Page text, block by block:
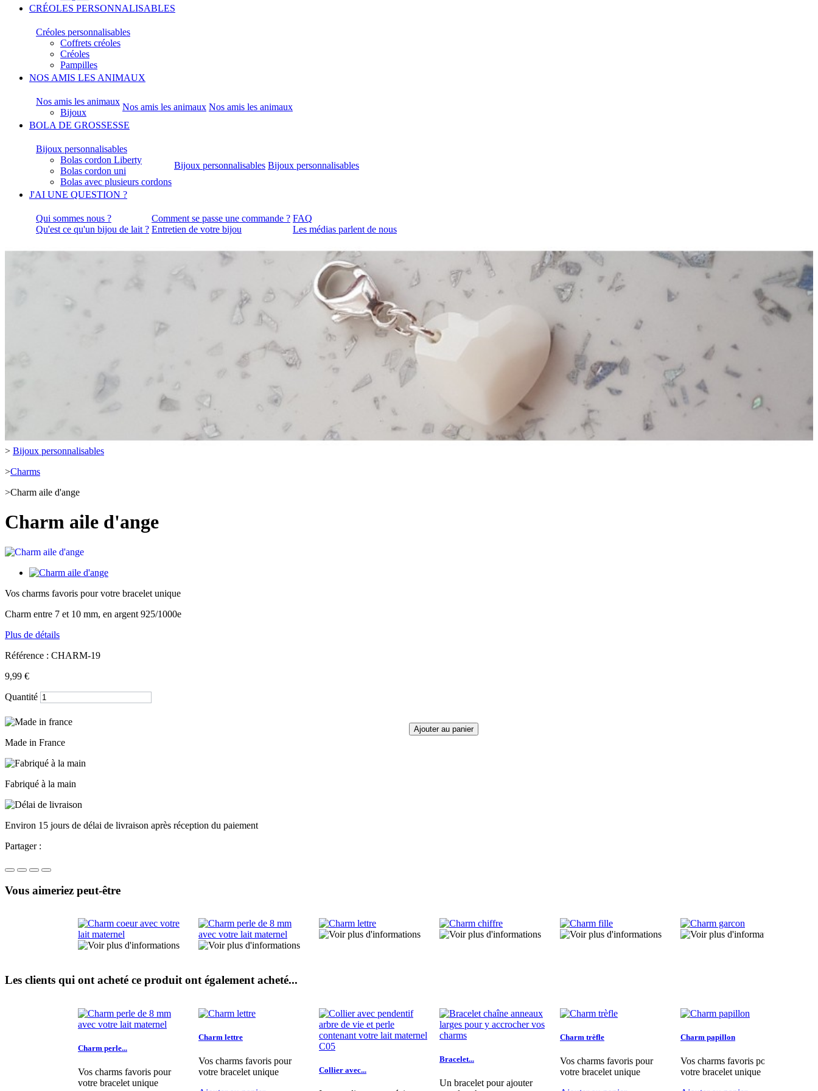
CRÉOLES PERSONNALISABLES
Créoles personnalisables
Coffrets créoles
Créoles
Pampilles
NOS AMIS LES ANIMAUX
Nos amis les animaux
Bijoux
Nos amis les animaux Nos amis les animaux
BOLA DE GROSSESSE
Bijoux personnalisables
Bolas cordon Liberty
Bolas cordon uni
Bolas avec plusieurs cordons
Bijoux personnalisables Bijoux personnalisables
J'AI UNE QUESTION ?
Qui sommes nous ?
Qu'est ce qu'un bijou de lait ?
Comment se passe une commande ?
Entretien de votre bijou
FAQ
Les médias parlent de nous
> Bijoux personnalisables
>Charms
>Charm aile d'ange
Charm aile d'ange
Vos charms favoris pour votre bracelet unique
Charm entre 7 et 10 mm, en argent 925/1000e
Plus de détails
Référence : CHARM-19
9,99 €
Quantité
Ajouter au panier
Made in France
Fabriqué à la main
Environ 15 jours de délai de livraison après réception du paiement
Partager :
Vous aimeriez peut-être
Les clients qui ont acheté ce produit ont également acheté...
Charm perle...
Vos charms favoris pour
votre bracelet unique
Charm lettre
Vos charms favoris pour
votre bracelet unique
Collier avec...
Bracelet...
Un bracelet pour ajouter
Charm trèfle
Vos charms favoris pour
votre bracelet unique
Charm papillon
Vos charms favoris pour
votre bracelet unique